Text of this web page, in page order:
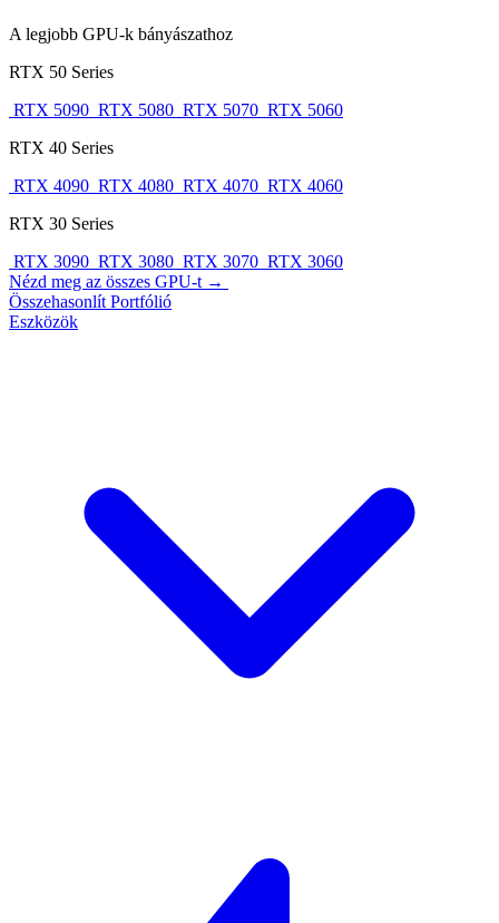
A legjobb GPU-k bányászathoz
RTX 50 Series
RTX 5090 RTX 5080 RTX 5070 RTX 5060
RTX 40 Series
RTX 4090 RTX 4080 RTX 4070 RTX 4060
RTX 30 Series
RTX 3090 RTX 3080 RTX 3070 RTX 3060
Nézd meg az összes GPU-t →
Összehasonlít Portfólió
Eszközök